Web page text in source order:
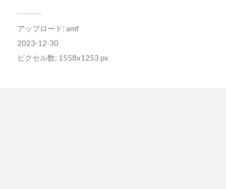
アップロード: amf
2023-12-30
ピクセル数: 1558x1253 px